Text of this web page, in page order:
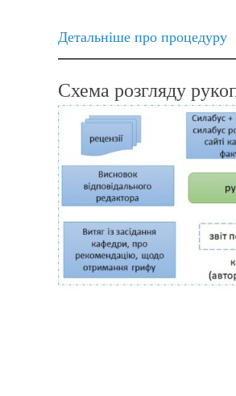
Детальніше про процедуру
Схема розгляду